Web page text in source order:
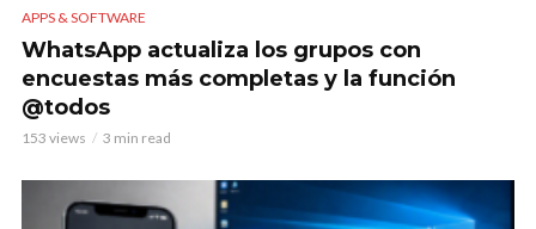
APPS & SOFTWARE
WhatsApp actualiza los grupos con
encuestas más completas y la función
@todos
153 views 3 min read